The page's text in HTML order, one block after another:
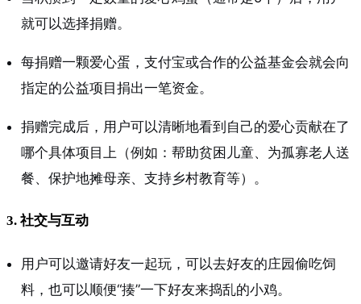
就可以选择捐赠。
每捐赠一颗爱心蛋，支付宝或合作的公益基金会就会向
指定的公益项目捐出一笔资金。
捐赠完成后，用户可以清晰地看到自己的爱心贡献在了
哪个具体项目上（例如：帮助贫困儿童、为孤寡老人送
餐、保护地摊母亲、支持乡村教育等）。
3. 社交与互动
用户可以邀请好友一起玩，可以去好友的庄园偷吃饲
料，也可以顺便“揍”一下好友来捣乱的小鸡。